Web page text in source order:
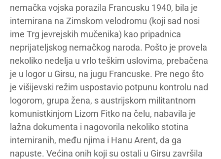
nemačka vojska porazila Francusku 1940, bila je
internirana na Zimskom velodromu (koji sad nosi
ime Trg jevrejskih mučenika) kao pripadnica
neprijateljskog nemačkog naroda. Pošto je provela
nekoliko nedelja u vrlo teškim uslovima, prebačena
je u logor u Girsu, na jugu Francuske. Pre nego što
je višijevski režim uspostavio potpunu kontrolu nad
logorom, grupa žena, s austrijskom militantnom
komunistkinjom Lizom Fitko na čelu, nabavila je
lažna dokumenta i nagovorila nekoliko stotina
interniranih, među njima i Hanu Arent, da ga
napuste. Većina onih koji su ostali u Girsu završila